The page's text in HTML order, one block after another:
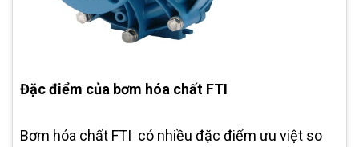
Đặc điểm của bơm hóa chất FTI
Bơm hóa chất FTI có nhiều đặc điểm ưu việt so